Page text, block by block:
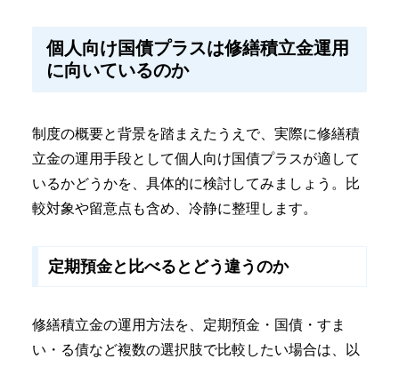
個人向け国債プラスは修繕積立金運用
に向いているのか
制度の概要と背景を踏まえたうえで、実際に修繕積
立金の運用手段として個人向け国債プラスが適して
いるかどうかを、具体的に検討してみましょう。比
較対象や留意点も含め、冷静に整理します。
定期預金と比べるとどう違うのか
修繕積立金の運用方法を、定期預金・国債・すま
い・る債など複数の選択肢で比較したい場合は、以